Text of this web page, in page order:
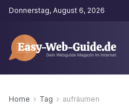
Donnerstag, August 6, 2026
Home Tag aufräumen